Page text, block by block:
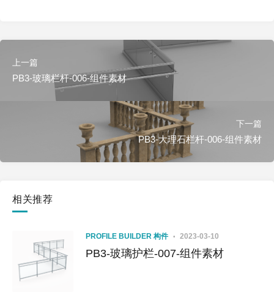
上一篇
PB3-玻璃栏杆-006-组件素材
下一篇
PB3-大理石栏杆-006-组件素材
相关推荐
PROFILE BUILDER 构件 2023-03-10
PB3-玻璃护栏-007-组件素材